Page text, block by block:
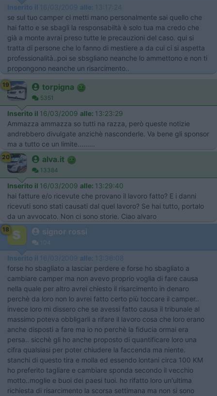
Inserito il 16/03/2009 alle: 13:17:24
se sul tuo camper ci metti mano personalmente sai quello che
hai fatto e se sbagli la responsabiltà è solo tua ma credo che
già a monte avrai preso tutte le precauzioni del caso. qui si
tratta di persone che lo fanno di mestiere a da cui ci si aspetta
professionalità..poi se sbsgliano neanche lo ammettono e non ti
propongono neanche un risarcimento..
19 torpigna
5351
Inserito il 16/03/2009 alle: 13:23:29
Ammazza ammazza so tutti na razza, però queste notizie
andrebbero divulgate anzichè nasconderle. Va bene gli sponsor
ma a tutto ce un limite.........
20 alva.it
13384
Inserito il 16/03/2009 alle: 13:29:40
hai fatture e/o ricevute che provano il lavoro fatto? E i danni
ricevuti sono stati causati dal quel lavoro? Se hai tutto, portalo
da un avvocato. Non ci sono storie. Ciao alvaro
18 signor rossi
104
Inserito il 16/03/2009 alle: 13:36:08
forse ho sbagliato a lasciar perdere e forse ho sbagliato a
cambiare camper ma non avevo proprio voglia di fare causa
nella quale per altro avrei chiesto il risarcimento in denaro
perchè da loro non lo avrei fatto certo più toccare il camper..
invece loro mi dissero che se avessi fatto causa il tribunale al
massimo poteva obbligarli a rifare il lavoro cosa che loro erano
anche disposti a fare ma io no perchè la fiducia ormai era
persa.. sicchè gli ho anche proposto di quantificare loro una
cifra qualsiasi per poter chiudere la faccenda ma niente.
stanchi di questo tira e molla ed essendo lontani circa 100 KM
ho preferito tagliare e cambiare sponda secondo il vecchio
motto..moglie e buoi dei paesi tuoi. ho rifatto loro un'ultima
richiesta di risarcimento la scorsa settimana ma non si sono